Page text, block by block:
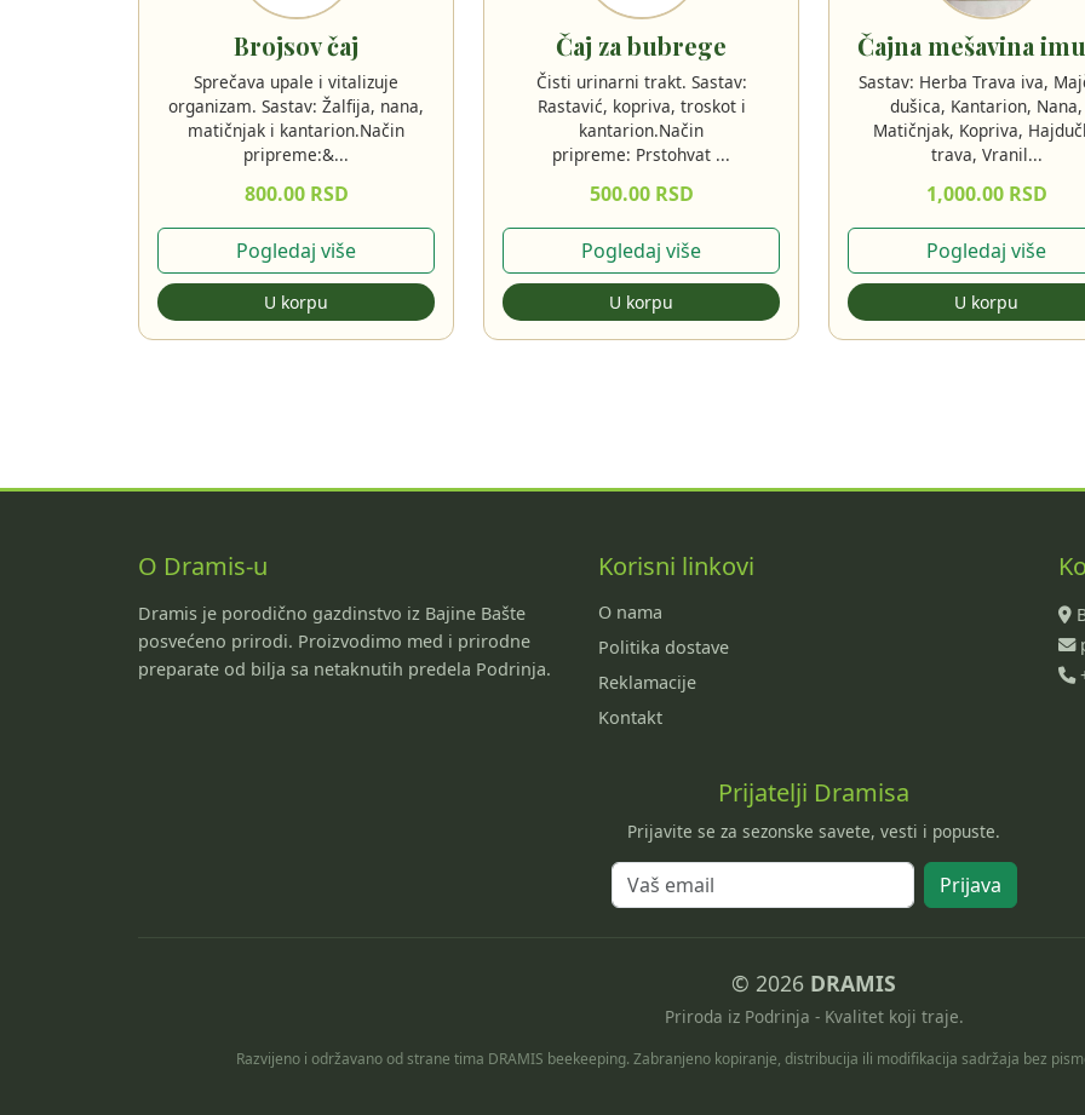
Brojsov čaj
Sprečava upale i vitalizuje
organizam. Sastav: Žalfija, nana,
matičnjak i kantarion.Način
pripreme:&...
800.00 RSD
Pogledaj više
U korpu
Čaj za bubrege
Čisti urinarni trakt. Sastav:
Rastavić, kopriva, troskot i
kantarion.Način
pripreme: Prstohvat ...
500.00 RSD
Pogledaj više
U korpu
Čajna mešavina
Sastav: Herba Trava iva,
dušica, Kantarion, Nana,
Matičnjak, Kopriva,
trava, Vranil...
1,000.00 RSD
Pogledaj više
U korpu
O Dramis-u
Dramis je porodično gazdinstvo iz Bajine Bašte
posvećeno prirodi. Proizvodimo med i prirodne
preparate od bilja sa netaknutih predela Podrinja.
Korisni linkovi
O nama
Politika dostave
Reklamacije
Kontakt
Prijatelji Dramisa
Prijavite se za sezonske savete, vesti i popuste.
Prijava
© 2026 DRAMIS
Priroda iz Podrinja - Kvalitet koji traje.
Razvijeno i održavano od strane tima DRAMIS beekeeping. Zabranjeno kopiranje, distribucija ili modifikacija sadržaja bez